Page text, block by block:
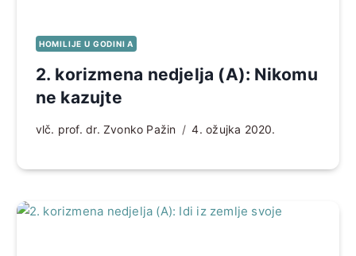
HOMILIJE U GODINI A
2. korizmena nedjelja (A): Nikomu
ne kazujte
vlč. prof. dr. Zvonko Pažin 4. ožujka 2020.